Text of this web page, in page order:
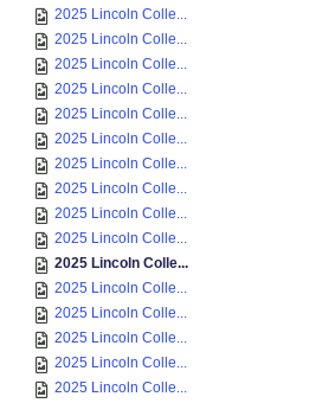
2025 Lincoln Colle...
2025 Lincoln Colle...
2025 Lincoln Colle...
2025 Lincoln Colle...
2025 Lincoln Colle...
2025 Lincoln Colle...
2025 Lincoln Colle...
2025 Lincoln Colle...
2025 Lincoln Colle...
2025 Lincoln Colle...
2025 Lincoln Colle...
2025 Lincoln Colle...
2025 Lincoln Colle...
2025 Lincoln Colle...
2025 Lincoln Colle...
2025 Lincoln Colle...